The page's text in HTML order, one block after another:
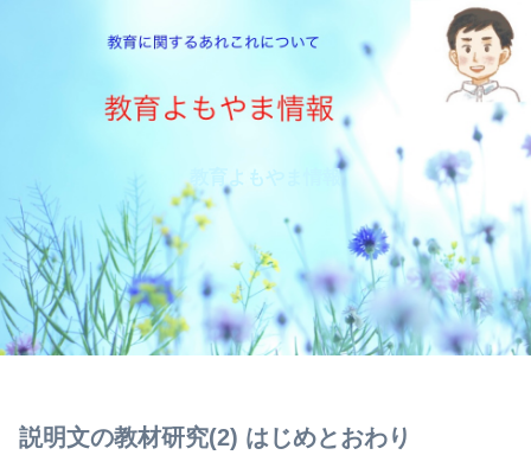
教育よもやま情報
説明文の教材研究(2) はじめとおわり